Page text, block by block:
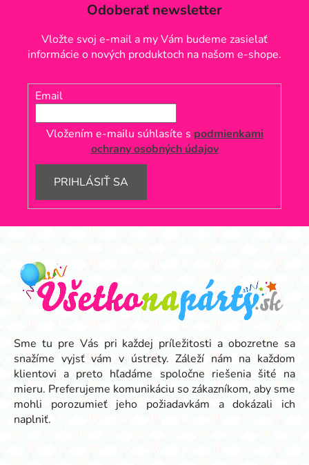
Odoberať newsletter
Vložte svoj e-mail a my Vám budeme zasielať
informácie o nových produktoch na našom e-shope.
Email
Vložením e-mailu súhlasíte s podmienkami
ochrany osobných údajov
PRIHLÁSIŤ SA
Z
Sme tu pre Vás pri každej príležitosti a obozretne sa
snažíme vyjsť vám v ústrety. Záleží nám na každom
klientovi a preto hľadáme spoločne riešenia šité na
mieru. Preferujeme komunikáciu so zákazníkom, aby sme
mohli porozumieť jeho požiadavkám a dokázali ich
naplniť.